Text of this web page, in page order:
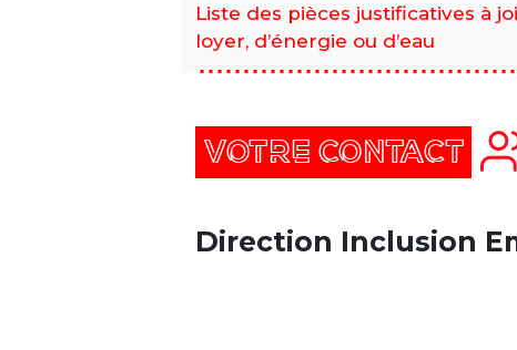
Liste des pièces justificatives à
loyer, d’énergie ou d’eau
VOTRE CONTACT
Direction Inclusion